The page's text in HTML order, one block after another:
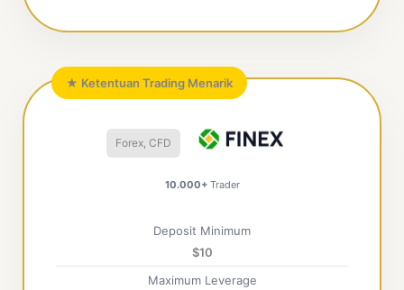
★ Ketentuan Trading Menarik
Forex, CFD
10.000+Trader
Deposit Minimum
$10
Maximum Leverage